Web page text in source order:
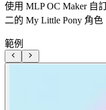
使用 MLP OC Maker 自
二的 My Little Pony 角色
範例